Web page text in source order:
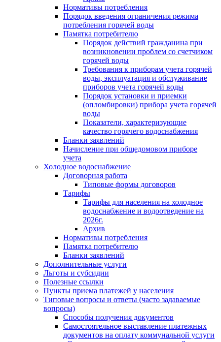
Нормативы потребления
Порядок введения ограничения режима
потребления горячей воды
Памятка потребителю
Порядок действий гражданина при
возникновении проблем со счетчиком
горячей воды
Требования к приборам учета горячей
воды, эксплуатация и обслуживание
приборов учета горячей воды
Порядок установки и приемки
(опломбировки) прибора учета горячей
воды
Показатели, характеризующие
качество горячего водоснабжения
Бланки заявлений
Начисление при общедомовом приборе
учета
Холодное водоснабжение
Договорная работа
Типовые формы договоров
Тарифы
Тарифы для населения на холодное
водоснабжение и водоотведение на
2026г.
Архив
Нормативы потребления
Памятка потребителю
Бланки заявлений
Дополнительные услуги
Льготы и субсидии
Полезные ссылки
Пункты приема платежей у населения
Типовые вопросы и ответы (часто задаваемые
вопросы)
Способы получения документов
Самостоятельное выставление платежных
документов на оплату коммунальной услуги